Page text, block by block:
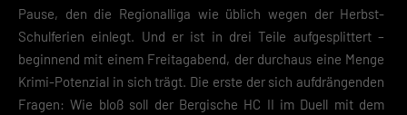
Pause, den die Regionalliga wie üblich wegen der Herbst-
Schulferien einlegt. Und er ist in drei Teile aufgesplittert –
beginnend mit einem Freitagabend, der durchaus eine Menge
Krimi-Potenzial in sich trägt. Die erste der sich aufdrängenden
Fragen: Wie bloß soll der Bergische HC II im Duell mit dem